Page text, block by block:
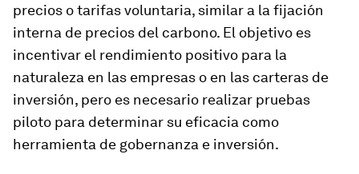
precios o tarifas voluntaria, similar a la fijación
interna de precios del carbono. El objetivo es
incentivar el rendimiento positivo para la
naturaleza en las empresas o en las carteras de
inversión, pero es necesario realizar pruebas
piloto para determinar su eficacia como
herramienta de gobernanza e inversión.